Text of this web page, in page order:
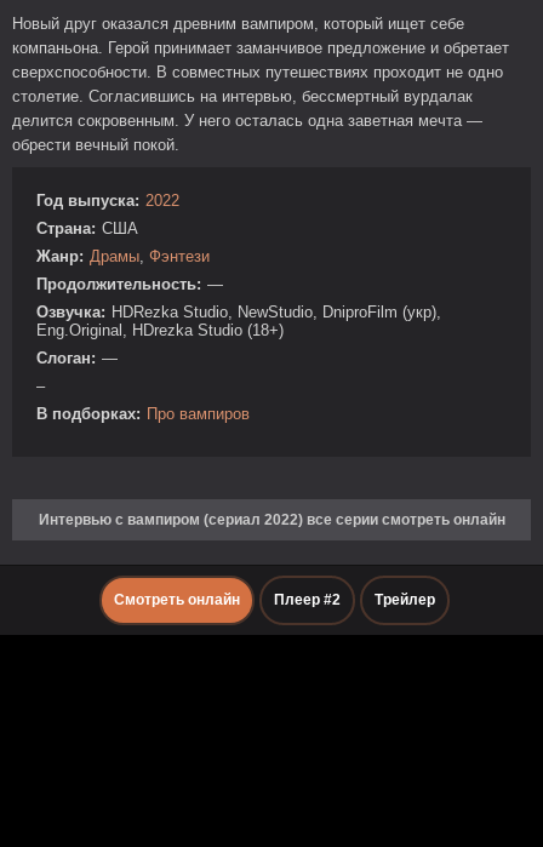
Новый друг оказался древним вампиром, который ищет себе
компаньона. Герой принимает заманчивое предложение и обретает
сверхспособности. В совместных путешествиях проходит не одно
столетие. Согласившись на интервью, бессмертный вурдалак
делится сокровенным. У него осталась одна заветная мечта —
обрести вечный покой.
Год выпуска: 2022
Страна: США
Жанр: Драмы, Фэнтези
Продолжительность: —
Озвучка: HDRezka Studio, NewStudio, DniproFilm (укр),
Eng.Original, HDrezka Studio (18+)
Слоган: —
–
В подборках: Про вампиров
Интервью с вампиром (сериал 2022) все серии смотреть онлайн
Смотреть онлайн Плеер #2 Трейлер